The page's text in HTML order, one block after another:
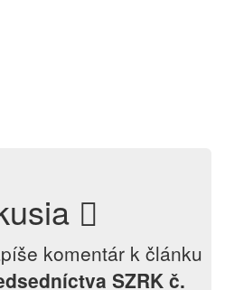
komentár k článku
SZRK č.